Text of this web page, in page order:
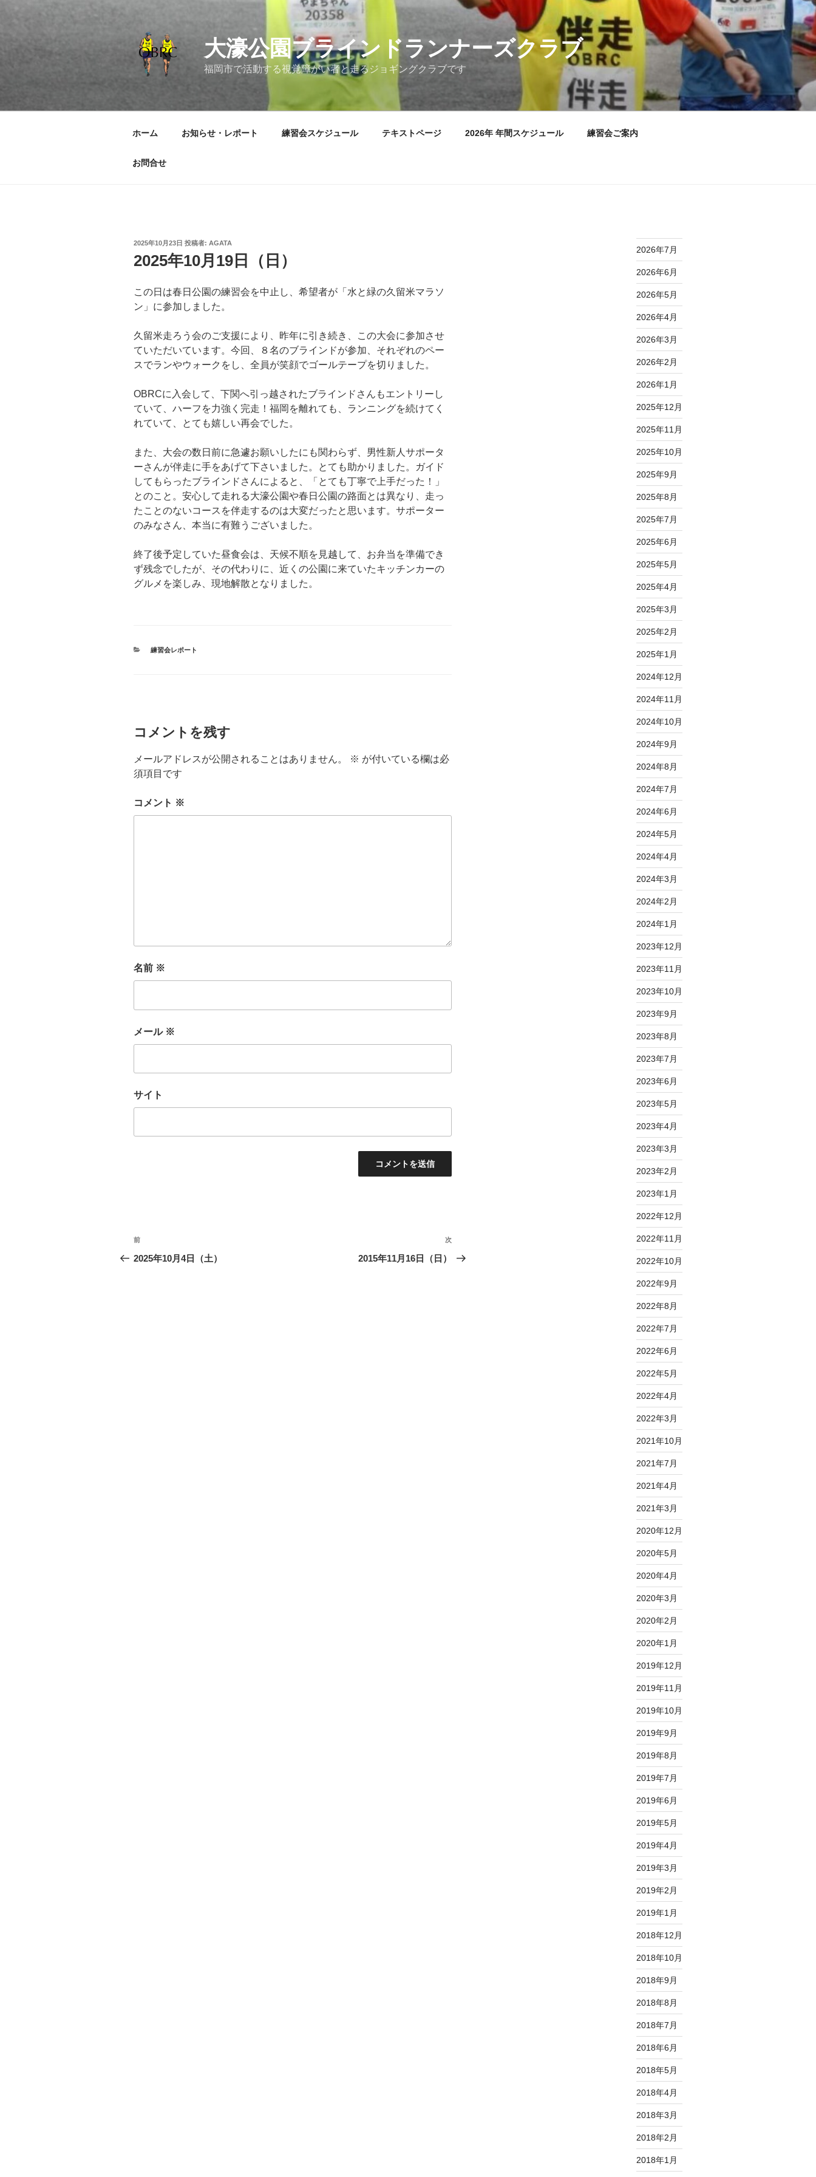
キ
大濠公園ブラインドランナーズクラブ
福岡市で活動する視覚障がい者と走るジョギングクラブです
ホーム お知らせ・レポート 練習会スケジュール テキストページ 2026年 年間スケジュール 練習会ご案内
お問合せ
投
日:
2025年10月23日 投稿者: AGATA
2025年10月19日（日）
この日は春日公園の練習会を中止し、希望者が「水と緑の久留米マラソ
ン」に参加しました。
久留米走ろう会のご支援により、昨年に引き続き、この大会に参加させ
ていただいています。今回、８名のブラインドが参加、それぞれのペー
スでランやウォークをし、全員が笑顔でゴールテープを切りました。
OBRCに入会して、下関へ引っ越されたブラインドさんもエントリーし
ていて、ハーフを力強く完走！福岡を離れても、ランニングを続けてく
れていて、とても嬉しい再会でした。
また、大会の数日前に急遽お願いしたにも関わらず、男性新人サポータ
ーさんが伴走に手をあげて下さいました。とても助かりました。ガイド
してもらったブラインドさんによると、「とても丁寧で上手だった！」
とのこと。安心して走れる大濠公園や春日公園の路面とは異なり、走っ
たことのないコースを伴走するのは大変だったと思います。サポーター
のみなさん、本当に有難うございました。
終了後予定していた昼食会は、天候不順を見越して、お弁当を準備でき
ず残念でしたが、その代わりに、近くの公園に来ていたキッチンカーの
グルメを楽しみ、現地解散となりました。
カ
練習会レポート
コメントを残す
メールアドレスが公開されることはありません。 ※ が付いている欄は必
須項目です
コメント ※
名前 ※
メール ※
サイト
投
稿
前
の
前
2025年10月4日（土）
次
の
次
2015年11月16日（日）
2026年7月
2026年6月
2026年5月
2026年4月
2026年3月
2026年2月
2026年1月
2025年12月
2025年11月
2025年10月
2025年9月
2025年8月
2025年7月
2025年6月
2025年5月
2025年4月
2025年3月
2025年2月
2025年1月
2024年12月
2024年11月
2024年10月
2024年9月
2024年8月
2024年7月
2024年6月
2024年5月
2024年4月
2024年3月
2024年2月
2024年1月
2023年12月
2023年11月
2023年10月
2023年9月
2023年8月
2023年7月
2023年6月
2023年5月
2023年4月
2023年3月
2023年2月
2023年1月
2022年12月
2022年11月
2022年10月
2022年9月
2022年8月
2022年7月
2022年6月
2022年5月
2022年4月
2022年3月
2021年10月
2021年7月
2021年4月
2021年3月
2020年12月
2020年5月
2020年4月
2020年3月
2020年2月
2020年1月
2019年12月
2019年11月
2019年10月
2019年9月
2019年8月
2019年7月
2019年6月
2019年5月
2019年4月
2019年3月
2019年2月
2019年1月
2018年12月
2018年10月
2018年9月
2018年8月
2018年7月
2018年6月
2018年5月
2018年4月
2018年3月
2018年2月
2018年1月